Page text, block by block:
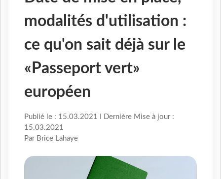
modalités d'utilisation :
ce qu'on sait déjà sur le
«Passeport vert»
européen
Publié le : 15.03.2021 I Dernière Mise à jour :
15.03.2021
Par Brice Lahaye